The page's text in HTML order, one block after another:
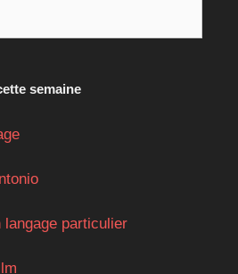
semaine
langage particulier